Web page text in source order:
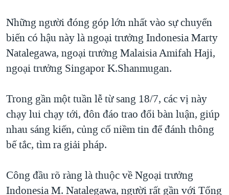
Những người đóng góp lớn nhất vào sự chuyển
biến có hậu này là ngoại trưởng Indonesia Marty
Natalegawa, ngoại trưởng Malaisia Amifah Haji,
ngoại trưởng Singapor K.Shanmugan.
Trong gần một tuần lễ từ sang 18/7, các vị này
chạy lui chạy tới, đôn đáo trao đổi bàn luận, giúp
nhau sáng kiến, củng cố niềm tin để đánh thông
bế tắc, tìm ra giải pháp.
Công đầu rõ ràng là thuộc về Ngoại trưởng
Indonesia M. Natalegawa, người rất gần với Tổng